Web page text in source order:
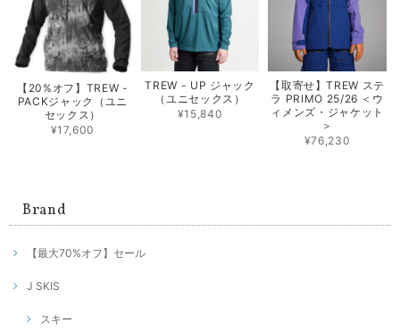
【20%オフ】TREW -
PACKジャック（ユニ
セックス）
¥17,600
TREW - UP ジャック
（ユニセックス）
¥15,840
【取寄せ】TREW ステ
ラ PRIMO 25/26 ＜ウ
ィメンズ・ジャケット
＞
¥76,230
Brand
【最大70%オフ】セール
J SKIS
スキー